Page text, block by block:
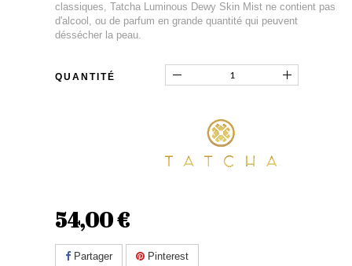
classiques, Tatcha Luminous Dewy Skin Mist ne contient pas
d'alcool, ou de parfum en grande quantité qui peuvent
déssécher la peau.
QUANTITÉ
54,00 €
Partager Pinterest